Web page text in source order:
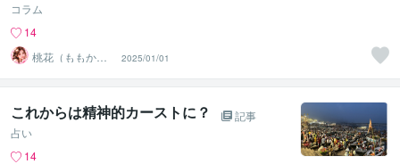
コラム
14
桃花（ももか）
♡強運パワー心
のオアシス♡
2025/01/01
これからは精神的カーストに？
記事
占い
14